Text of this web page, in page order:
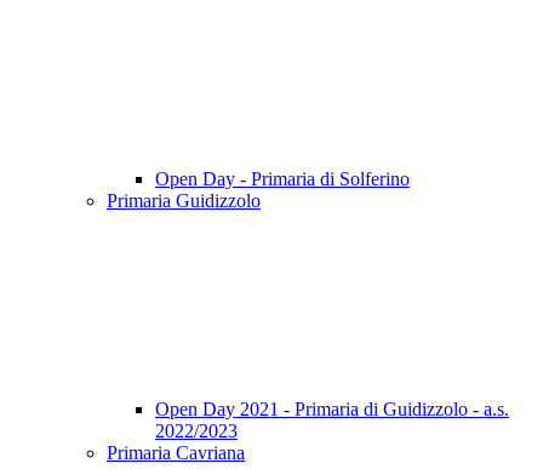
Open Day - Primaria di Solferino
Primaria Guidizzolo
Open Day 2021 - Primaria di Guidizzolo - a.s.
2022/2023
Primaria Cavriana